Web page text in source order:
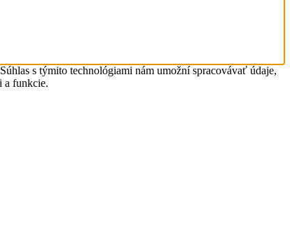
s týmito technológiami nám umožní spracovávať údaje,
a funkcie.